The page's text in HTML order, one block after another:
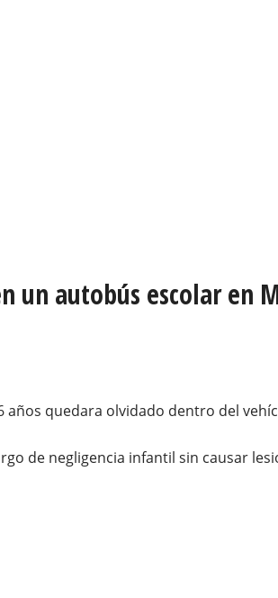
un autobús escolar en
quedara olvidado dentro del
de negligencia infantil sin causar